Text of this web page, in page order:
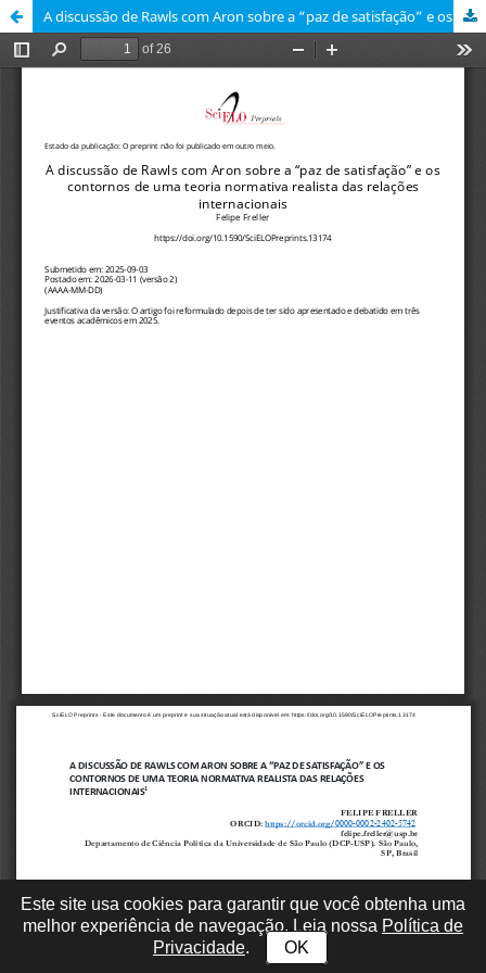
A discussão de Rawls com Aron sobre a “paz de satisfação” e os contornos de uma teoria normativa realista das relações internacionais
Este site usa cookies para garantir que você obtenha uma
melhor experiência de navegação. Leia nossa Política de
Privacidade. OK